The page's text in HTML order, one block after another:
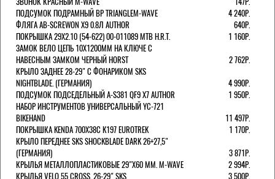
ПОДСУМОК ПОДРАМНЫЙ BP TRIANGLEM-WAVE
4 240Р.
ФЛЯГА AB-SCREWON X9 0.8Л AUTHOR
640Р.
ПОКРЫШКА 29X2.10 (54-622) 00-011089 MTB H.R.T.
1 160Р.
ЗАМОК ВЕЛО ЦЕПЬ 10Х1200ММ НА КЛЮЧЕ С
НАВЕСНЫМ ЗАМКОМ ЧЕРНЫЙ HORST
2 762Р.
КРЫЛО ЗАДНЕЕ 28-29" С ФОНАРИКОМ SKS
NIGHTBLADE. (ГЕРМАНИЯ)
4 990Р.
ПОДСУМОК ПОДСЕДЕЛЬНЫЙ A-S381 QF9 X7 AUTHOR
1 950Р.
НАБОР ИНСТРУМЕНТОВ УНИВЕРСАЛЬНЫЙ YC-721
BIKEHAND
11 497Р.
ПОКРЫШКА KENDA 700Х38С K197 EUROTREK
1 170Р.
КРЫЛО ПЕРЕДНЕЕ SKS SHOCKBLADE DARK 26+27,5"
(ГЕРМАНИЯ)
3 871Р.
КРЫЛЬЯ МЕТАЛЛОПЛАСТИКОВЫЕ 29"Х60 ММ. M-WAVE
2 994Р.
КРЫЛЬЯ VELO 55 CROSS, 26-29" SKS
3 500Р.